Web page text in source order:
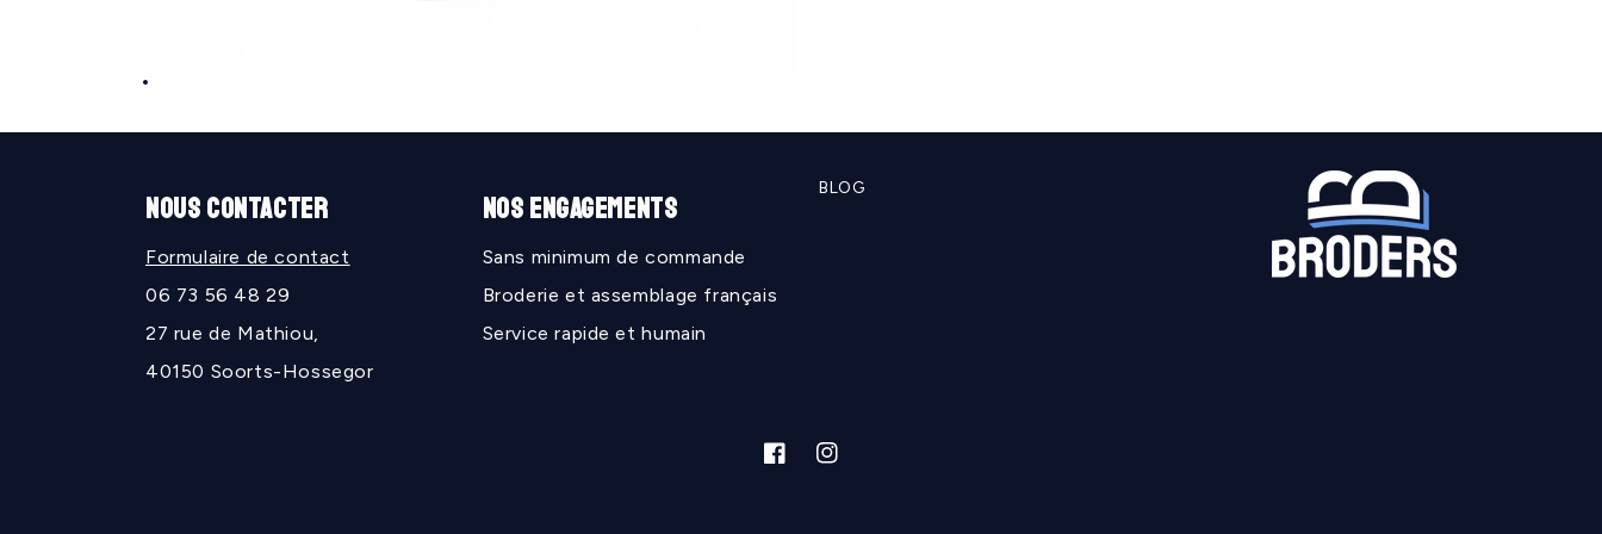
média
fenêtre
modale
NOUS CONTACTER
Formulaire de contact
06 73 56 48 29
27 rue de Mathiou,
40150 Soorts-Hossegor
NOS ENGAGEMENTS
Sans minimum de commande
Broderie et assemblage français
Service rapide et humain
BLOG
FacebookInstagram